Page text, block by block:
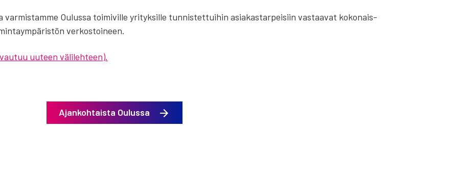
var­mis­tam­me Oulus­sa toi­mi­vil­le yri­tyk­sil­le tun­nis­tet­tui­hin asia­kas­tar­pei­siin vas­taa­vat koko­nais­
ver­kos­toi­neen.
uuteen väli­leh­teen).
Ajankohtaista Oulussa